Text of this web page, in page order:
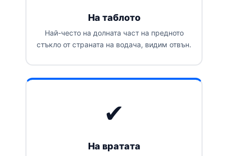
На таблото
Най-често на долната част на предното
стъкло от страната на водача, видим отвън.
✔
На вратата